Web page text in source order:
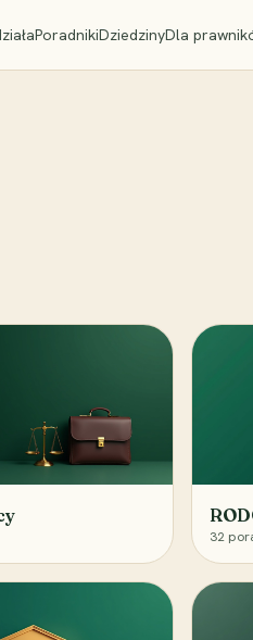
PoradnikiDziedzinyDla
32